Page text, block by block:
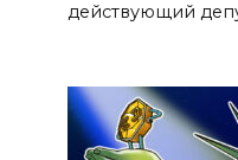
действующий